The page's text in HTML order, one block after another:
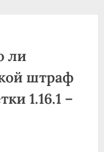
ли
штраф
1.16.1 –